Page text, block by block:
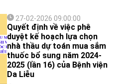
27-02-2026 09:00:00
Quyết định về việc phê
duyệt kế hoạch lựa chọn
nhà thầu dự toán mua sắm
thuốc bổ sung năm 2024-
2025 (lần 16) của Bệnh viện
Da Liễu